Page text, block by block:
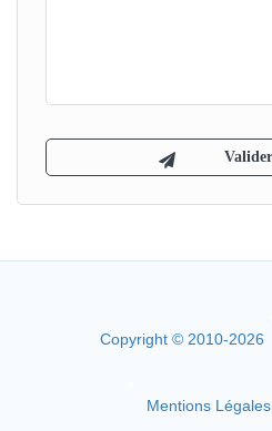
Copyright © 2010-2026
Mentions Légales